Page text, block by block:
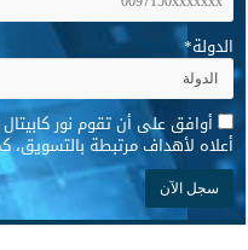
الدولة*
* أوافق على أن تقوم نور
أعلاه لأهداف مرتبطة